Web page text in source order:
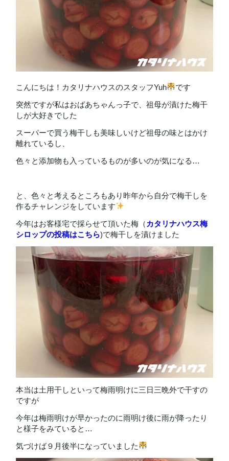
こんにちは！カタリナハウスのスタッフYuh
です
突然ですが私はおばあちゃんっ子で、祖母が漬けた梅干
しが大好きでした
スーパーで買う梅干しも美味しいけど祖母の味とはかけ
離れているし、
色々と添加物も入っているものが多いのが気になる…
と、色々と考えるところもあり昨年から自分で梅干しを
作るチャレンジをしています
今年はお客様宅で採らせて頂いた梅（ カタリナハウス梅
シロップの投稿はこちら)で梅干しを漬けました
本当は土用干しといって梅雨明けに三日三晩外で干すの
ですが
今年は梅雨明けが早かったのに雨明け後に雨が降ったり
と様子をみていると…
気づけば９月後半になっていました